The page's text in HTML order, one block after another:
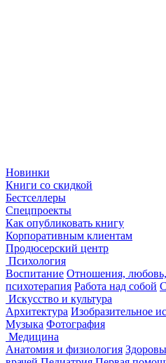
Новинки
Книги со скидкой
Бестселлеры
Спецпроекты
Как опубликовать книгу
Корпоративным клиентам
Продюсерский центр
Психология
Воспитание Отношения,
психотерапия Работа над собой
Искусство и культура
Архитектура Изобразительное
Музыка Фотография
Медицина
Анатомия и физиология